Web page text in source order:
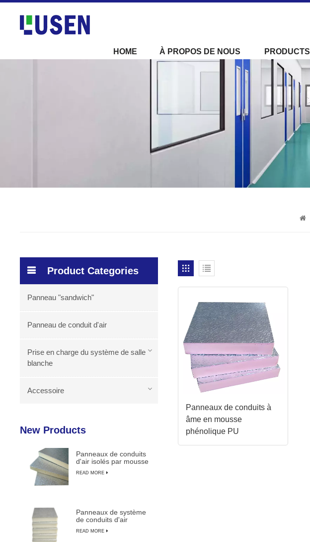
HOME À PROPOS DE NOUS PRODUCTS
Panneaux de conduits à
âme en mousse
phénolique PU
antimicrobienne et anti-
Product Categories
Panneau "sandwich"
Panneau de conduit d'air
Prise en charge du système de salle
blanche
Accessoire
New Products
Panneaux de conduits
d'air isolés par mousse
READ MORE
Panneaux de système
de conduits d'air
mousse PU composite
READ MORE